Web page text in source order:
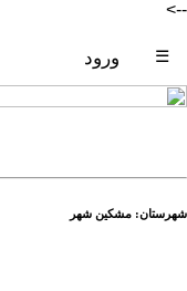
-->
ورود ☰
شهرستان: مشکین شهر